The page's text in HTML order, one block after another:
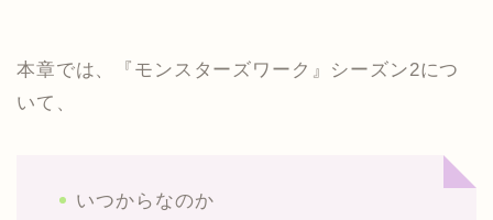
本章では、『モンスターズワーク』シーズン2につ
いて、
いつからなのか